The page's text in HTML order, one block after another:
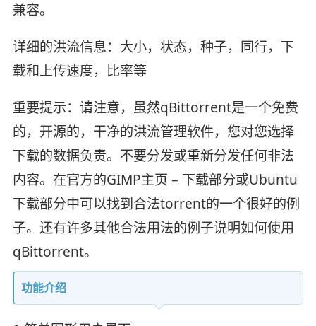
兼容。
详细的洪流信息：大小，状态，种子，同行，下
载和上传速度，比率等
重要提示：请注意，虽然qBittorrent是一个免费
的，开源的，干净的洪流管理软件，您对您选择
下载的数据负责。不要分发或重新分发任何非法
内容。在官方的GIMP主页 – 下载部分或Ubuntu
下载部分中可以找到合法torrent的一个很好的例
子。还有许多其他合法用法的例子说明如何使用
qBittorrent。
功能介绍